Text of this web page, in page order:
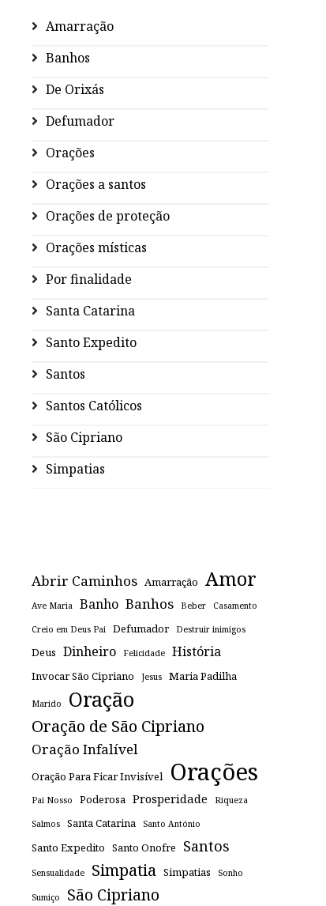
Amarração
Banhos
De Orixás
Defumador
Orações
Orações a santos
Orações de proteção
Orações místicas
Por finalidade
Santa Catarina
Santo Expedito
Santos
Santos Católicos
São Cipriano
Simpatias
Abrir Caminhos Amarração Amor
Ave Maria Banho Banhos Beber Casamento
Creio em Deus Pai Defumador Destruir inimigos
Deus Dinheiro Felicidade História
Invocar São Cipriano Jesus Maria Padilha
Marido Oração
Oração de São Cipriano
Oração Infalível
Oração Para Ficar Invisível Orações
Pai Nosso Poderosa Prosperidade Riqueza
Salmos Santa Catarina Santo António
Santo Expedito Santo Onofre Santos
Sensualidade Simpatia Simpatias Sonho
Sumiço São Cipriano